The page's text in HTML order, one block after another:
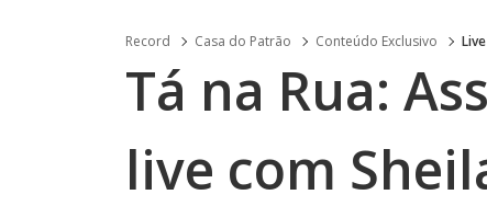
Record Casa do Patrão Conteúdo Exclusivo
Tá na Rua:
live com